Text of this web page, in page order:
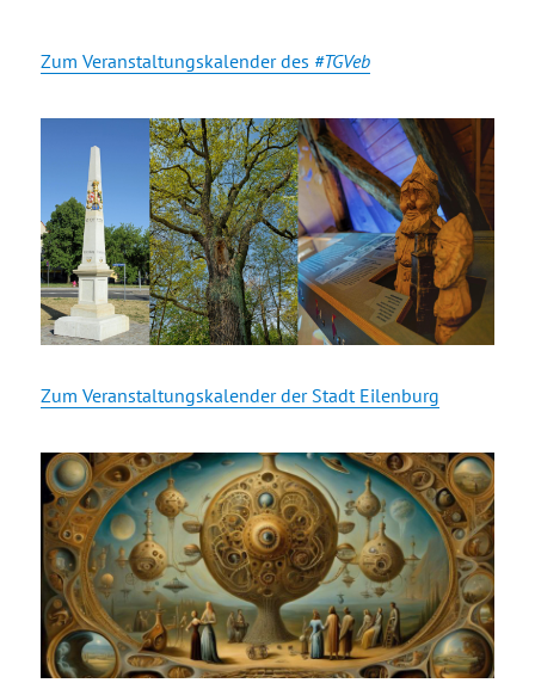
Zum Veranstaltungskalender des #TGVeb
Zum Veranstaltungskalender der Stadt Eilenburg